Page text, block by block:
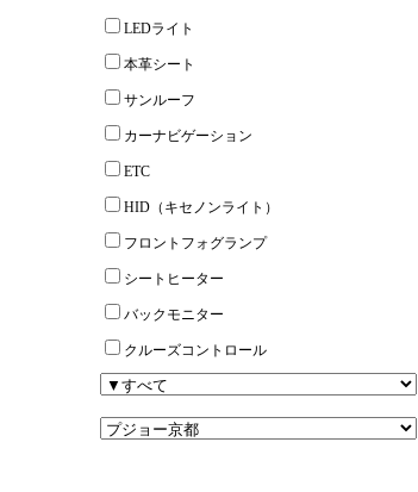
LEDライト
本革シート
サンルーフ
カーナビゲーション
ETC
HID（キセノンライト）
フロントフォグランプ
シートヒーター
バックモニター
クルーズコントロール